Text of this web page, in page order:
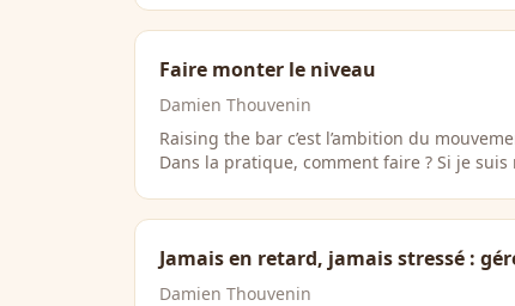
Faire monter le niveau
Damien Thouvenin
Raising the bar c’est l’ambition du
Dans la pratique, comment faire ? Si je
Jamais en retard, jamais stressé :
Damien Thouvenin